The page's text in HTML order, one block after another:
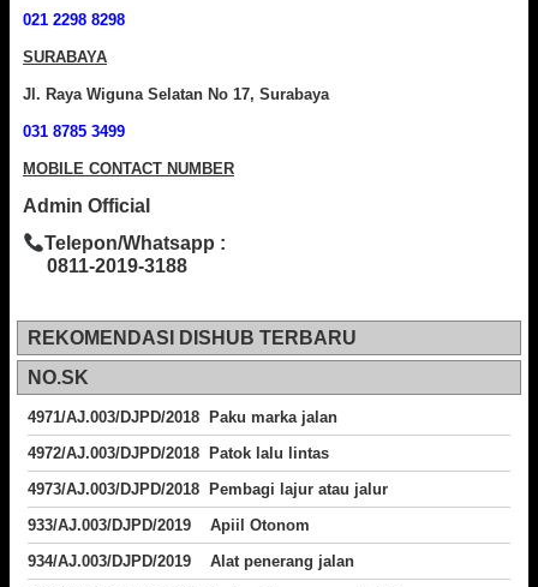
021 2298 8298
SURABAYA
Jl. Raya Wiguna Selatan No 17, Surabaya
031 8785 3499
MOBILE CONTACT NUMBER
Admin Official
Telepon/Whatsapp :
0811-2019-3188
REKOMENDASI DISHUB TERBARU
NO.SK
4971/AJ.003/DJPD/2018 Paku marka jalan
4972/AJ.003/DJPD/2018 Patok lalu lintas
4973/AJ.003/DJPD/2018
Pembagi lajur atau jalur
933/AJ.003/DJPD/2019 Apiil Otonom
934/AJ.003/DJPD/2019 Alat penerang jalan